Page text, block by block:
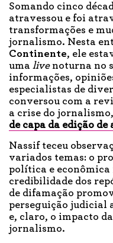
Somando cinco
atravessou e foi
transformações e
jornalismo. Nesta
Continente, ele
uma livenoturna no
informações,
especialistas de
conversou com a
a crise do
de capa da edição de
Nassif teceu
variados temas: o
política e
credibilidade dos
de difamação
perseguição judicial
e, claro, o impacto
jornalismo.